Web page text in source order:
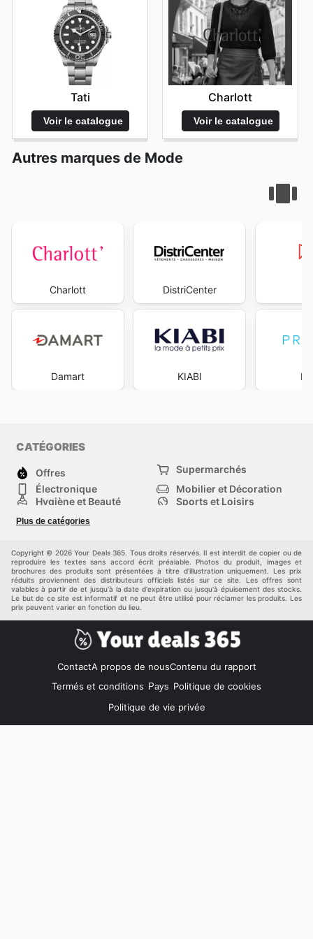
today to explore the best deals and start saving now.
Tati
Voir le catalogue
Charlott
Voir le catalogue
Autres marques de Mode
Charlott
Damart
DistriCenter
KIABI
CATÉGORIES
Offres
Supermarchés
Électronique
Mobilier et Décoration
Hygiène et Beauté
Sports et Loisirs
Mode
Animalerie
maison
Plus de catégories
Copyright © 2026 Your Deals 365. Tous droits réservés. Il est interdit de copier ou de
reproduire les textes sans accord écrit préalable. Photos du produit, images et
brochures des produits sont présentées à titre d'illustration uniquement. Les prix
réduits proviennent des distributeurs officiels listés sur ce site. Les offres sont
valables à partir de et jusqu'à la date d'expiration ou jusqu'à épuisement des stocks.
Le but de ce site est informatif et ne peut être utilisé pour réclamer les produits. Les
prix peuvent varier en fonction du lieu.
ContactA propos de nousContenu du rapport
Termés et conditions Pays Politique de cookies
Politique de vie privée